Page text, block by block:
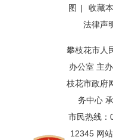
图 | 收藏
法律声
攀枝花市人
办公室 主
枝花市政府
务中心
市民热线：
12345 网